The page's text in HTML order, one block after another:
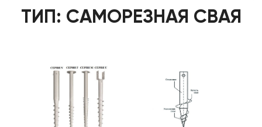
ТИП: САМОРЕЗНАЯ СВАЯ